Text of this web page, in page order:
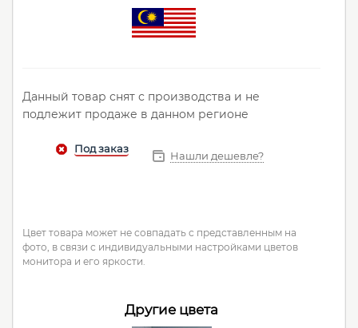
Данный товар снят с производства и не
подлежит продаже в данном регионе
Нашли дешевле?
Цвет товара может не совпадать с представленным на
фото, в связи с индивидуальными настройками цветов
монитора и его яркости.
Другие цвета